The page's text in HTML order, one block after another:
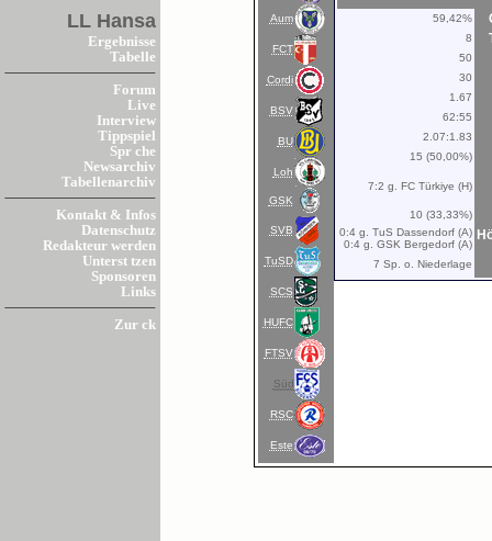
LL Hansa
Ergebnisse
Tabelle
Forum
Live
Interview
Tippspiel
Spr che
Newsarchiv
Tabellenarchiv
Kontakt & Infos
Datenschutz
Redakteur werden
Unterst tzen
Sponsoren
Links
Zur ck
Aum
FCT
Cordi
BSV
BU
Loh
GSK
SVB
TuSD
SCS
HUFC
FTSV
Süd
RSC
Este
59,42%
8
50
30
1.67
62:55
2.07:1.83
15 (50,00%)
7:2 g. FC Türkiye (H)
10 (33,33%)
0:4 g. TuS Dassendorf (A)
0:4 g. GSK Bergedorf (A)
7 Sp. o. Niederlage